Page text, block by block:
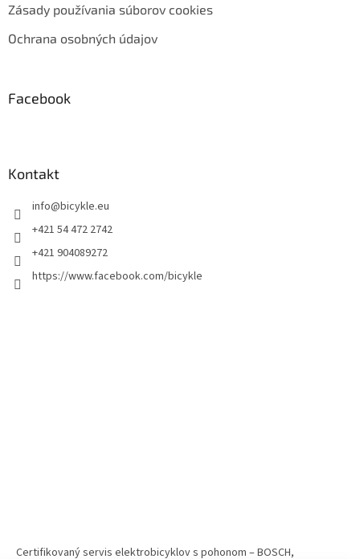
Zásady používania súborov cookies
Ochrana osobných údajov
Facebook
Kontakt
info@bicykle.eu
+421 54 472 2742
+421 904089272
https://www.facebook.com/bicykle
Certifikovaný servis elektrobicyklov s pohonom – BOSCH,